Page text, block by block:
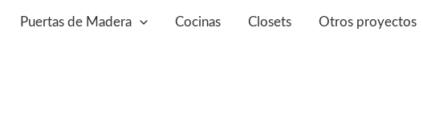
Puertas de Madera Cocinas Closets Otros proyectos